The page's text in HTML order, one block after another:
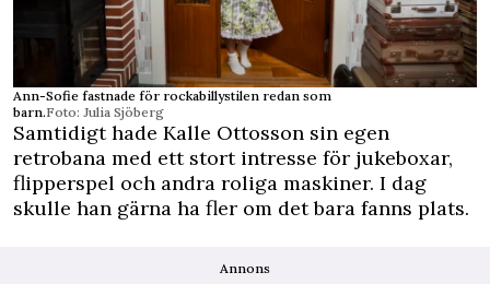
Ann-Sofie fastnade för rockabillystilen redan som
barn.Foto: Julia Sjöberg
Samtidigt hade Kalle Ottosson sin egen
retrobana med ett stort intresse för jukeboxar,
flipperspel och andra roliga maskiner. I dag
skulle han gärna ha fler om det bara fanns plats.
Annons